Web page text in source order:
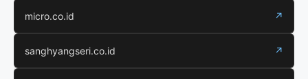
micro.co.id ↗
sanghyangseri.co.id ↗